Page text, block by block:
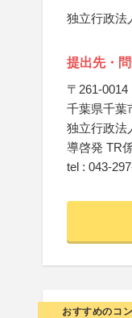
独立行政法
提出先・
〒261-0014
千葉県千葉
独立行政法
導啓発 TR
tel : 043-
おすすめのコ